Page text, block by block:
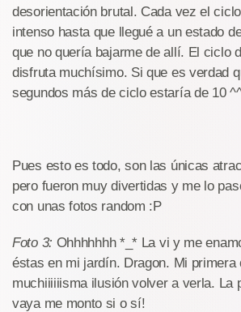
desorientación brutal. Cada vez el
intenso hasta que llegué a un estado
que no quería bajarme de allí. El ciclo
disfruta muchísimo. Si que es verdad
segundos más de ciclo estaría de 10
Pues esto es todo, son las únicas
pero fueron muy divertidas y me lo
con unas fotos random :P
Foto 3: Ohhhhhhh *_* La vi y me
éstas en mi jardín. Dragon. Mi
muchiiiiiisma ilusión volver a verla. La
vaya me monto si o sí!